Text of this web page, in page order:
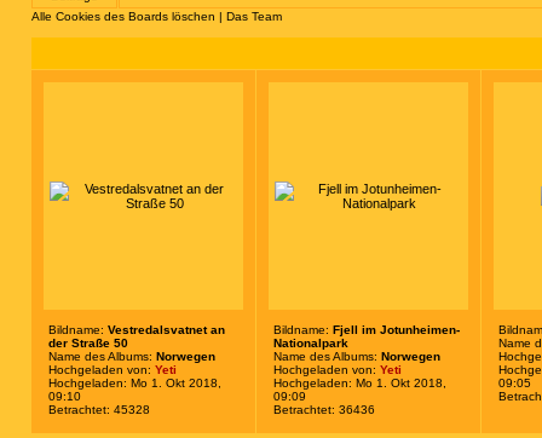
Alle Cookies des Boards löschen | Das Team
Bildname: Vestredalsvatnet an
der Straße 50
Name des Albums: Norwegen
Hochgeladen von: Yeti
Hochgeladen: Mo 1. Okt 2018,
09:10
Betrachtet: 45328
Bildname: Fjell im Jotunheimen-
Nationalpark
Name des Albums: Norwegen
Hochgeladen von: Yeti
Hochgeladen: Mo 1. Okt 2018,
09:09
Betrachtet: 36436
Name
09:05